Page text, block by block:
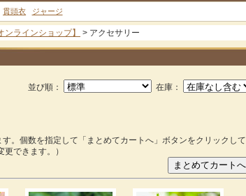
貫頭衣 ジャージ
ラインショップ】 > アクセサリー
在庫：
並び順：
。個数を指定して「まとめてカートへ」ボタンをクリックして
できます。）